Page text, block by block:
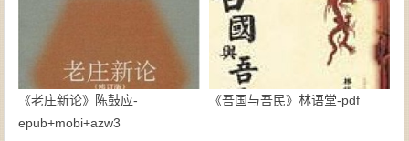
《老庄新论》陈鼓应-
epub+mobi+azw3
《吾国与吾民》林语堂-pdf